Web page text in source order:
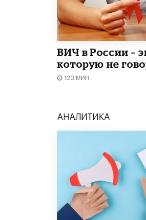
ВИЧ в России –
которую не
120 МИН.
АНАЛИТИКА